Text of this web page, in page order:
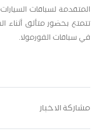
المتقدمة لسباقات
تتمتع بحضور متألق أثناء
في سباقات الفورمولا.
مشاركة الاخبار